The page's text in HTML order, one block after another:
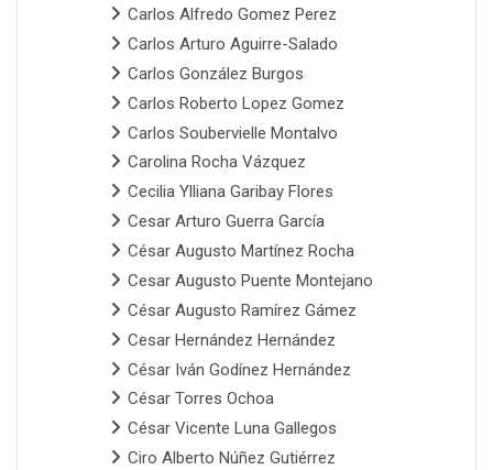
Carlos Alfredo Gomez Perez
Carlos Arturo Aguirre-Salado
Carlos González Burgos
Carlos Roberto Lopez Gomez
Carlos Soubervielle Montalvo
Carolina Rocha Vázquez
Cecilia Ylliana Garibay Flores
Cesar Arturo Guerra García
César Augusto Martínez Rocha
Cesar Augusto Puente Montejano
César Augusto Ramírez Gámez
Cesar Hernández Hernández
César Iván Godínez Hernández
César Torres Ochoa
César Vicente Luna Gallegos
Ciro Alberto Núñez Gutiérrez